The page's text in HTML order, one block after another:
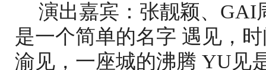
演出嘉宾：张靓颖、GAI
是一个简单的名字 遇见，
渝见，一座城的沸腾 YU见